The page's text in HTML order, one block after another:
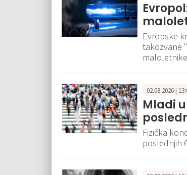
Evropske
takozvane
02.08.2026 |
Mladi
Fizička
poslednjih